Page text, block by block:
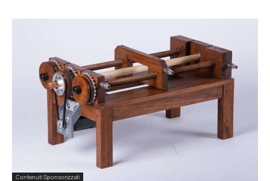
Contenuti Sponsorizzati